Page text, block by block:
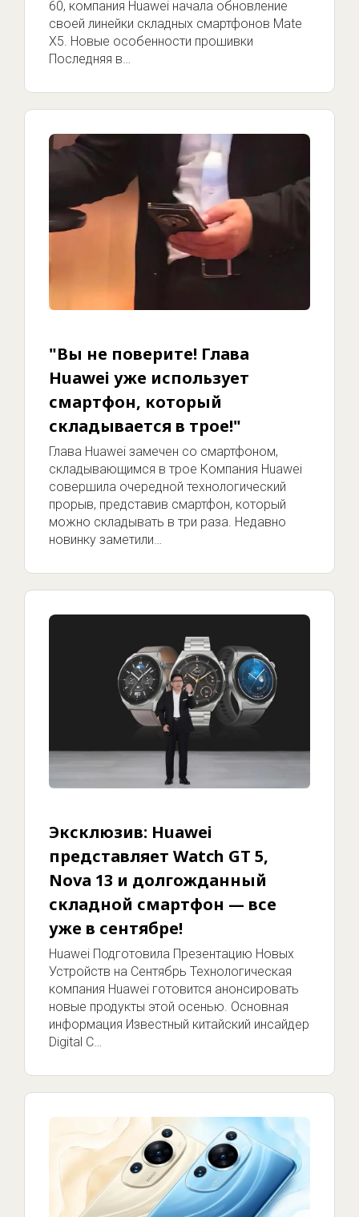
60, компания Huawei начала обновление
своей линейки складных смартфонов Mate
X5. Новые особенности прошивки
Последняя в…
"Вы не поверите! Глава
Huawei уже использует
смартфон, который
складывается в трое!"
Глава Huawei замечен со смартфоном,
складывающимся в трое Компания Huawei
совершила очередной технологический
прорыв, представив смартфон, который
можно складывать в три раза. Недавно
новинку заметили…
Эксклюзив: Huawei
представляет Watch GT 5,
Nova 13 и долгожданный
складной смартфон — все
уже в сентябре!
Huawei Подготовила Презентацию Новых
Устройств на Сентябрь Технологическая
компания Huawei готовится анонсировать
новые продукты этой осенью. Основная
информация Известный китайский инсайдер
Digital C…